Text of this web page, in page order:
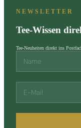
NEWSLETTER
Tee-Wissen
Tee-Neuheiten direkt ins